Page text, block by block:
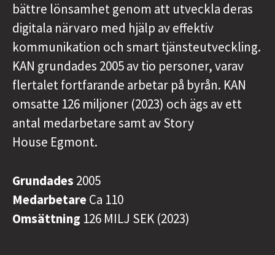
bättre lönsamhet genom att utveckla deras
digitala närvaro med hjälp av effektiv
kommunikation och smart tjänsteutveckling.
KAN grundades 2005 av tio personer, varav
flertalet fortfarande arbetar på byrån. KAN
omsatte 126 miljoner (2023) och ägs av ett
antal medarbetare samt av Story
House Egmont.
Grundades 2005
MedarbetareCa 110
Omsättning 126 MILJ SEK (2023)